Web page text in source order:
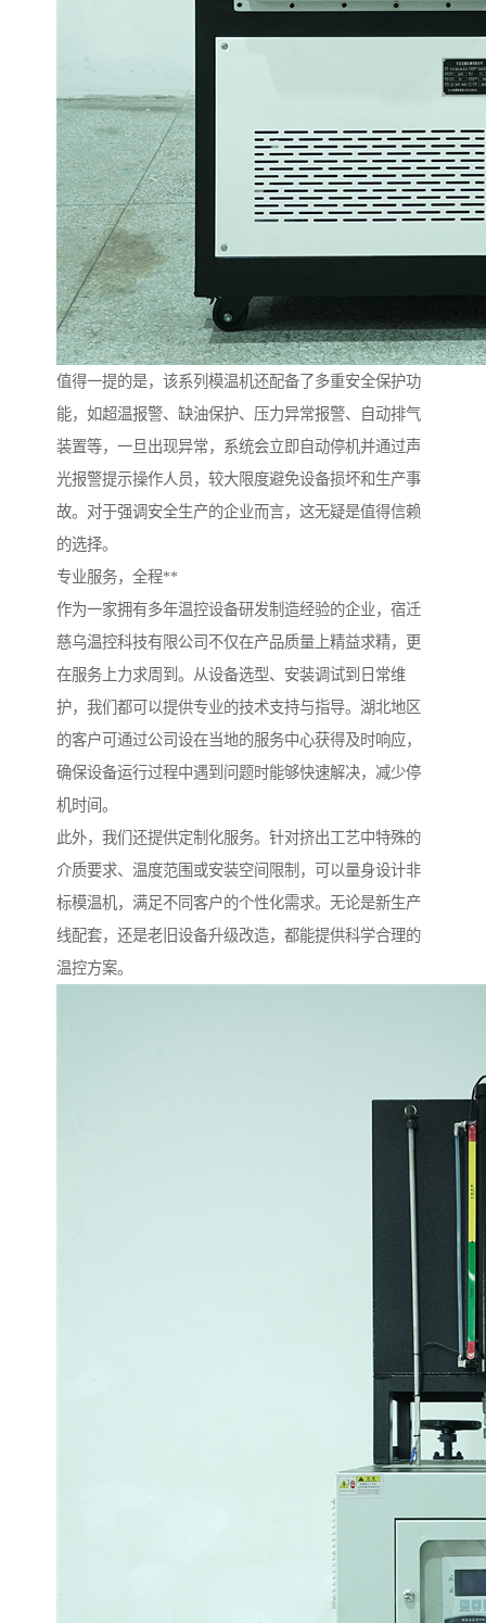
值得一提的是，该系列模温机还配备了多重安全保护功
能，如超温报警、缺油保护、压力异常报警、自动排气
装置等，一旦出现异常，系统会立即自动停机并通过声
光报警提示操作人员，较大限度避免设备损坏和生产事
故。对于强调安全生产的企业而言，这无疑是值得信赖
的选择。
专业服务，全程**
作为一家拥有多年温控设备研发制造经验的企业，宿迁
慈乌温控科技有限公司不仅在产品质量上精益求精，更
在服务上力求周到。从设备选型、安装调试到日常维
护，我们都可以提供专业的技术支持与指导。湖北地区
的客户可通过公司设在当地的服务中心获得及时响应，
确保设备运行过程中遇到问题时能够快速解决，减少停
机时间。
此外，我们还提供定制化服务。针对挤出工艺中特殊的
介质要求、温度范围或安装空间限制，可以量身设计非
标模温机，满足不同客户的个性化需求。无论是新生产
线配套，还是老旧设备升级改造，都能提供科学合理的
温控方案。